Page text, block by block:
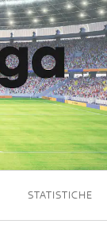
STATISTICHE